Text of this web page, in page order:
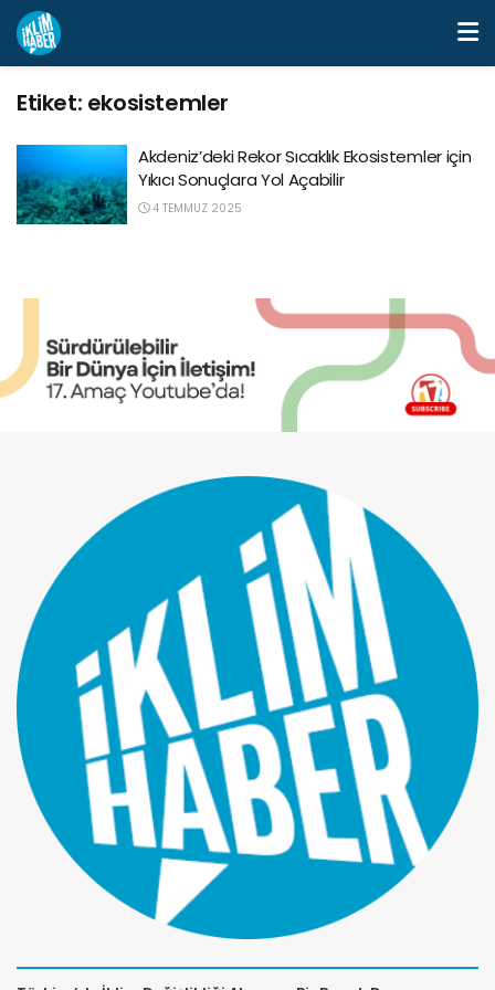
Etiket: ekosistemler
Akdeniz’deki Rekor Sıcaklık Ekosistemler için
Yıkıcı Sonuçlara Yol Açabilir
4 TEMMUZ 2025